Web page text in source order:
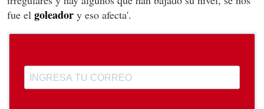
fue el goleador y eso afecta'.